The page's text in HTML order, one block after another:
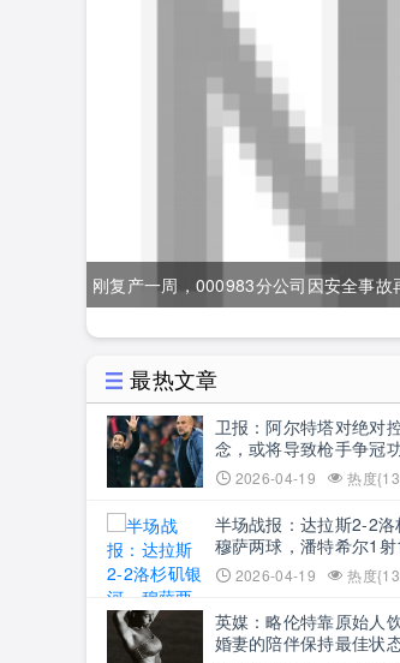
刚复产一周，000983分公司因安全事故
难
最热文章
卫报：阿尔特塔对绝对
念，或将导致枪手争冠
2026-04-19 热度
半场战报：达拉斯2-2洛
穆萨两球，潘特希尔1
斯-萨纳夫里亚破门
2026-04-19 热度
英媒：略伦特靠原始人
婚妻的陪伴保持最佳状